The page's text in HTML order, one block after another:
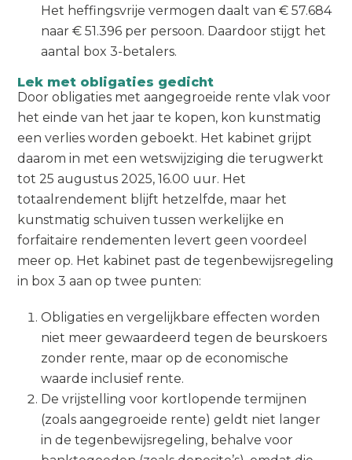
Het heffingsvrije vermogen daalt van € 57.684
naar € 51.396 per persoon. Daardoor stijgt het
aantal box 3-betalers.
Lek met obligaties gedicht
Door obligaties met aangegroeide rente vlak voor
het einde van het jaar te kopen, kon kunstmatig
een verlies worden geboekt. Het kabinet grijpt
daarom in met een wetswijziging die terugwerkt
tot 25 augustus 2025, 16.00 uur. Het
totaalrendement blijft hetzelfde, maar het
kunstmatig schuiven tussen werkelijke en
forfaitaire rendementen levert geen voordeel
meer op. Het kabinet past de tegenbewijsregeling
in box 3 aan op twee punten:
Obligaties en vergelijkbare effecten worden
niet meer gewaardeerd tegen de beurskoers
zonder rente, maar op de economische
waarde inclusief rente.
De vrijstelling voor kortlopende termijnen
(zoals aangegroeide rente) geldt niet langer
in de tegenbewijsregeling, behalve voor